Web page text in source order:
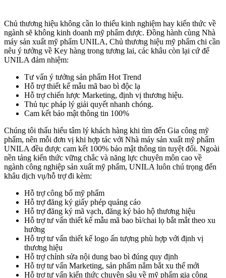
Chủ thương hiệu không cần lo thiếu kinh nghiệm hay kiến thức về
ngành sẽ không kinh doanh mỹ phẩm được. Đồng hành cùng Nhà
máy sản xuất mỹ phẩm UNILA, Chủ thương hiệu mỹ phẩm chi cần
nêu ý tưởng về Key hàng trong tương lai, các khâu còn lại cứ để
UNILA đảm nhiệm:
Tư vấn ý tưởng sản phẩm Hot Trend
Hỗ trợ thiết kế mẫu mã bao bì độc lạ
Hỗ trợ chiến lược Marketing, định vị thương hiệu.
Thủ tục pháp lý giải quyết nhanh chóng.
Cam kết bảo mật thông tin 100%
Chúng tôi thấu hiểu tâm lý khách hàng khi tìm đến Gia công mỹ
phẩm, nên mỗi đơn vị khi hợp tác với Nhà máy sản xuất mỹ phẩm
UNILA đều được cam kết 100% bảo mật thông tin tuyệt đối. Ngoài
nền tảng kiến thức vững chắc và năng lực chuyên môn cao về
ngành công nghiệp sản xuất mỹ phẩm, UNILA luôn chú trọng đến
khâu dịch vụ/hỗ trợ đi kèm:
Hỗ trợ công bố mỹ phẩm
Hỗ trợ đăng ký giấy phép quảng cáo
Hỗ trợ đăng ký mã vạch, đăng ký bảo hộ thương hiệu
Hỗ trợ tư vấn thiết kế mẫu mã bao bì/chai lọ bắt mắt theo xu
hướng
Hỗ trợ tư vấn thiết kế logo ấn tượng phù hợp với định vị
thương hiệu
Hỗ trợ chỉnh sửa nội dung bao bì đúng quy định
Hỗ trợ tư vấn Marketing, sản phẩm nắm bắt xu thế mới
Hỗ trợ tư vấn kiến thức chuyên sâu về mỹ phẩm gia công